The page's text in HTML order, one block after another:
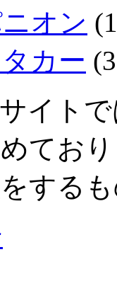
オン
カー
サイト
てお
する